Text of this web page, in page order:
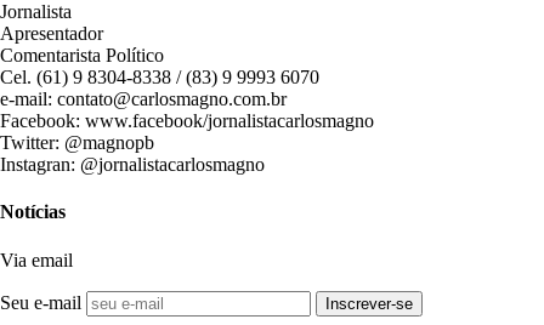
Jornalista
Apresentador
Comentarista Político
Cel. (61) 9 8304-8338 / (83) 9 9993 6070
e-mail: contato@carlosmagno.com.br
Facebook: www.facebook/jornalistacarlosmagno
Twitter: @magnopb
Instagran: @jornalistacarlosmagno
Notícias
Via email
Seu e-mail Inscrever-se